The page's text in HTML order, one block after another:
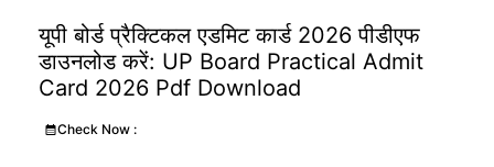
यूपी बोर्ड प्रैक्टिकल एडमिट कार्ड 2026 पीडीएफ
डाउनलोड करें: UP Board Practical Admit
Card 2026 Pdf Download
Check Now :